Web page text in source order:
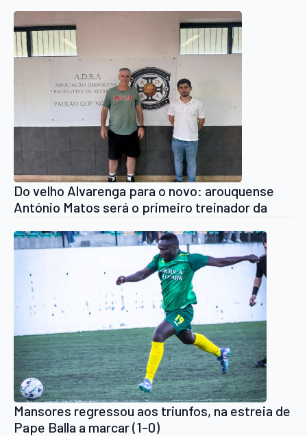
Do velho Alvarenga para o novo: arouquense
António Matos será o primeiro treinador da
Mansores regressou aos triunfos, na estreia de
Pape Balla a marcar (1-0)